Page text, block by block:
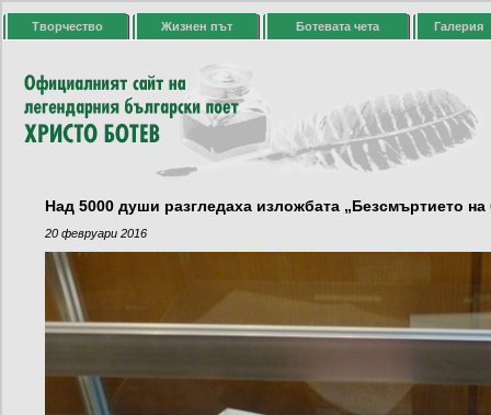
Творчество Жизнен път Ботевата чета Галерия
Над 5000 души разгледаха изложбата „Безсмъртието
20 февруари 2016